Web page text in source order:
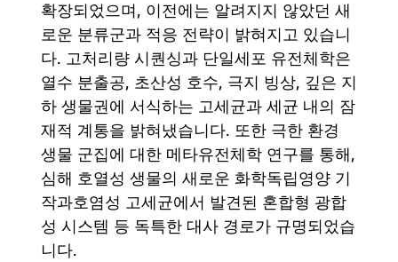
확장되었으며, 이전에는 알려지지 않았던 새
로운 분류군과 적응 전략이 밝혀지고 있습니
다. 고처리량 시퀀싱과 단일세포 유전체학은
열수 분출공, 초산성 호수, 극지 빙상, 깊은 지
하 생물권에 서식하는 고세균과 세균 내의 잠
재적 계통을 밝혀냈습니다. 또한 극한 환경
생물 군집에 대한 메타유전체학 연구를 통해,
심해 호열성 생물의 새로운 화학독립영양 기
작과호염성 고세균에서 발견된 혼합형 광합
성 시스템 등 독특한 대사 경로가 규명되었습
니다.